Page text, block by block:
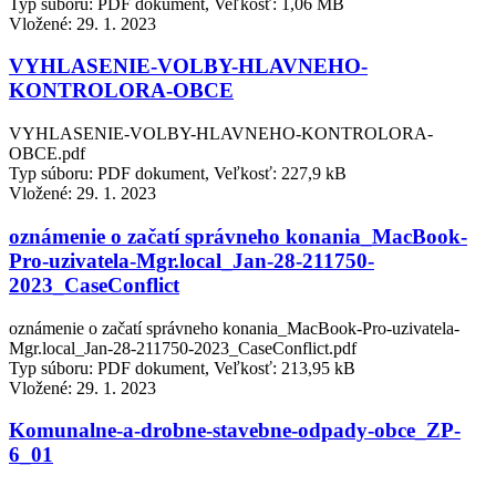
Vložené: 29. 1. 2023
VYHLASENIE-VOLBY-HLAVNEHO-
KONTROLORA-OBCE
VYHLASENIE-VOLBY-HLAVNEHO-KONTROLORA-
OBCE.pdf
Typ súboru: PDF dokument, Veľkosť: 227,9 kB
Vložené: 29. 1. 2023
oznámenie o začatí správneho konania_MacBook-
Pro-uzivatela-Mgr.local_Jan-28-211750-
2023_CaseConflict
oznámenie o začatí správneho konania_MacBook-Pro-uzivatela-
Mgr.local_Jan-28-211750-2023_CaseConflict.pdf
Typ súboru: PDF dokument, Veľkosť: 213,95 kB
Vložené: 29. 1. 2023
Komunalne-a-drobne-stavebne-odpady-obce_ZP-
6_01